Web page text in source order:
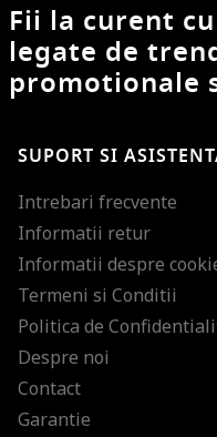
Fii la curent
legate de
promotionale
SUPORT SI
Intrebari frecvente
Informatii retur
Informatii despre
Termeni si Conditii
Politica de
Despre noi
Contact
Garantie